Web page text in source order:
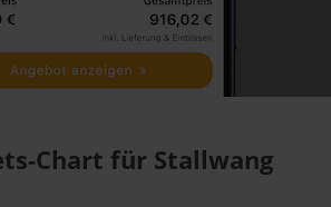
Chart für Stallwang